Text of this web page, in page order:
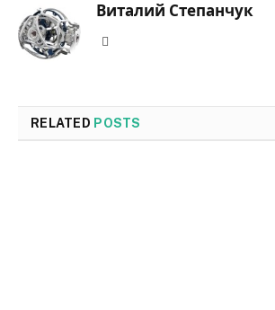
Виталий Степанчук
RELATED POSTS